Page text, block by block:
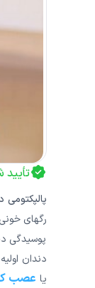
پالپکتومی
رگهای
پوسیدگی
دندان
یا عصب